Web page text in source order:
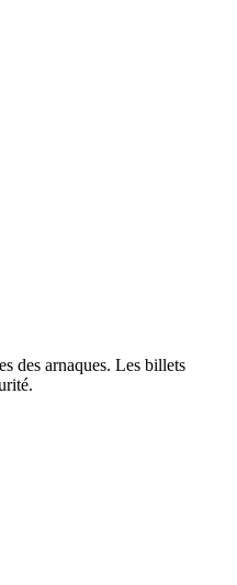
des arnaques. Les billets